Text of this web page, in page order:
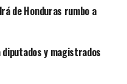
de Honduras rumbo a
diputados y magistrados